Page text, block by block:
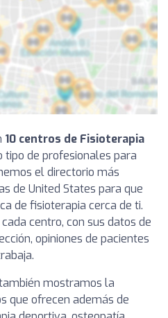
10 centros de Fisioterapia
tipo de profesionales para
el directorio más
de United States para que
de fisioterapia cerca de ti.
centro, con sus datos de
opiniones de pacientes
mostramos la
que ofrecen además de